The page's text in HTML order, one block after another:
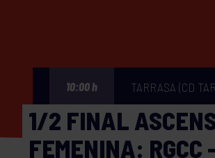
10:00 h TARRASA (CD
1/2 FINAL
FEMENINA: RGCC